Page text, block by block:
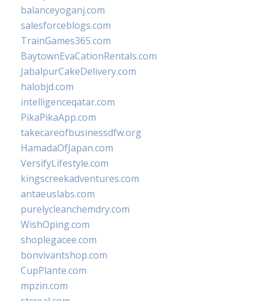
balanceyoganj.com
salesforceblogs.com
TrainGames365.com
BaytownEvaCationRentals.com
JabalpurCakeDelivery.com
halobjd.com
intelligenceqatar.com
PikaPikaApp.com
takecareofbusinessdfw.org
HamadaOfJapan.com
VersifyLifestyle.com
kingscreekadventures.com
antaeuslabs.com
purelycleanchemdry.com
WishOping.com
shoplegacee.com
bonvivantshop.com
CupPlante.com
mpzin.com